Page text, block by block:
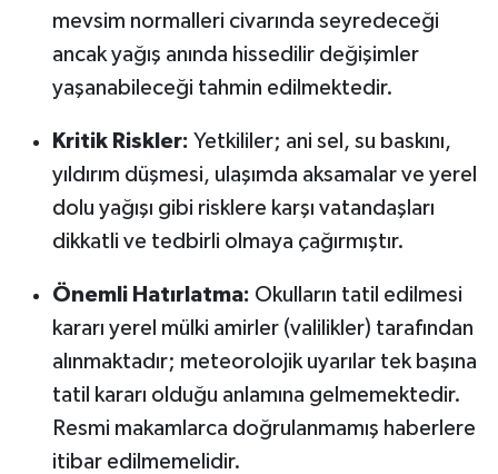
mevsim normalleri civarında seyredeceği
ancak yağış anında hissedilir değişimler
yaşanabileceği tahmin edilmektedir.
Kritik Riskler: Yetkililer; ani sel, su baskını,
yıldırım düşmesi, ulaşımda aksamalar ve yerel
dolu yağışı gibi risklere karşı vatandaşları
dikkatli ve tedbirli olmaya çağırmıştır.
Önemli Hatırlatma: Okulların tatil edilmesi
kararı yerel mülki amirler (valilikler) tarafından
alınmaktadır; meteorolojik uyarılar tek başına
tatil kararı olduğu anlamına gelmemektedir.
Resmi makamlarca doğrulanmamış haberlere
itibar edilmemelidir.
YAŞAM